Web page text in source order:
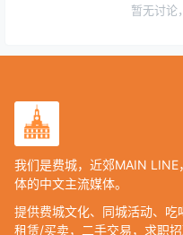
暂无讨论
我们是费城，近郊MAIN
体的中文主流媒体。
提供费城文化、同城活动、
租赁/买卖，二手交易，求职招